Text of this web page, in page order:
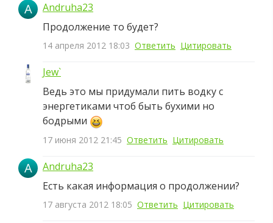
A
Andruha23
Продолжение то будет?
14 апреля 2012 18:03 Ответить Цитировать
Jew`
Ведь это мы придумали пить водку с
энергетиками чтоб быть бухими но
бодрыми
17 июня 2012 21:45 Ответить Цитировать
A
Andruha23
Есть какая информация о продолжении?
17 августа 2012 18:05 Ответить Цитировать